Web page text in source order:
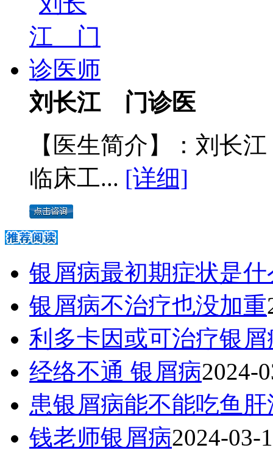
刘长江 门诊医
【医生简介】：刘长
临床工... [详细]
银屑病最初期症状是什
银屑病不治疗也没加重
利多卡因或可治疗银屑
经络不通 银屑病2024-
患银屑病能不能吃鱼肝
钱老师银屑病2024-03-